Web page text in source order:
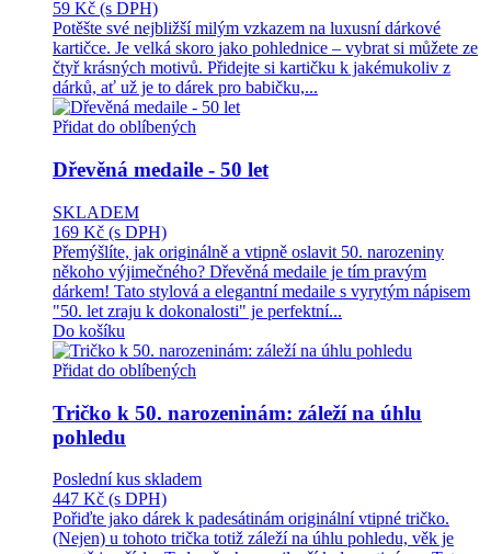
59 Kč (s DPH)
Potěšte své nejbližší milým vzkazem na luxusní dárkové
kartičce. Je velká skoro jako pohlednice – vybrat si můžete ze
čtyř krásných motivů. Přidejte si kartičku k jakémukoliv z
dárků, ať už je to dárek pro babičku,...
Přidat do oblíbených
Dřevěná medaile - 50 let
SKLADEM
169 Kč (s DPH)
Přemýšlíte, jak originálně a vtipně oslavit 50. narozeniny
někoho výjimečného? Dřevěná medaile je tím pravým
dárkem! Tato stylová a elegantní medaile s vyrytým nápisem
"50. let zraju k dokonalosti" je perfektní...
Do košíku
Přidat do oblíbených
Tričko k 50. narozeninám: záleží na úhlu
pohledu
Poslední kus skladem
447 Kč (s DPH)
Pořiďte jako dárek k padesátinám originální vtipné tričko.
(Nejen) u tohoto trička totiž záleží na úhlu pohledu, věk je